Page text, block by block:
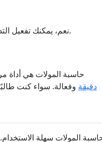
نعم، يمكنك تفعيل التدوين العلمي لتحسين القراءة، خاصة عند التعامل مع أرقام كبيرة جدًا أو صغيرة جدًا.
حاسبة المولات هي أداة
دقيقة وفعالة. سواء كنت
المولات سهلة